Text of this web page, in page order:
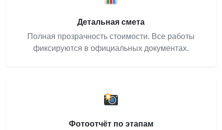
Детальная смета
Полная прозрачность стоимости. Все работы
фиксируются в официальных документах.
Фотоотчёт по этапам